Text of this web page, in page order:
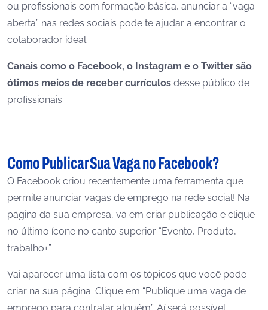
ou profissionais com formação básica, anunciar a “vaga
aberta” nas redes sociais pode te ajudar a encontrar o
colaborador ideal.
Canais como o Facebook, o Instagram e o Twitter são
ótimos meios de receber currículos desse público de
profissionais.
Como Publicar Sua Vaga no Facebook?
O Facebook criou recentemente uma ferramenta que
permite anunciar vagas de emprego na rede social! Na
página da sua empresa, vá em criar publicação e clique
no último ícone no canto superior “Evento, Produto,
trabalho+”.
Vai aparecer uma lista com os tópicos que você pode
criar na sua página. Clique em “Publique uma vaga de